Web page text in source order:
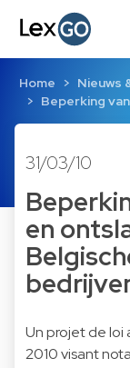
Home
Nieuws
Beperking
31/03/10
en
Un projet de loi
2010 visant